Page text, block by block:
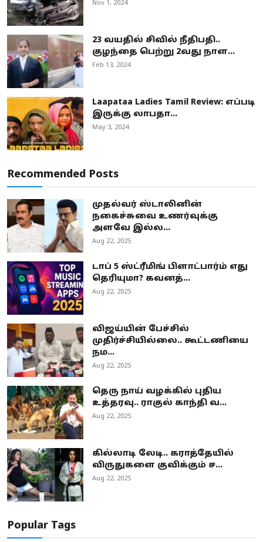
Nov 1, 2024
23 வயதில் சிவில் நீதிபதி..
குழந்தை பெற்று 2வது நாள...
Feb 13, 2024
Laapataa Ladies Tamil Review: எப்படி
இருக்கு லாபதா...
May 3, 2024
Recommended Posts
முதல்வர் ஸ்டாலினின்
நகைச்சுவை உணர்வுக்கு
அளவே இல்ல...
Aug 22, 2025
டாப் 5 ஸ்ட்ரீமிங் பிளாட்பார்ம் எது
தெரியுமா? கவனத்...
Aug 22, 2025
விஜய்யின் பேச்சில்
முதிர்ச்சியில்லை.. கூட்டணியை
நம...
Aug 22, 2025
தெரு நாய் வழக்கில் புதிய
உத்தரவு.. ராகுல் காந்தி வ...
Aug 22, 2025
கில்லாடி லேடி.. கராத்தேயில்
விருதுகளை குவிக்கும் ச...
Aug 22, 2025
Popular Tags